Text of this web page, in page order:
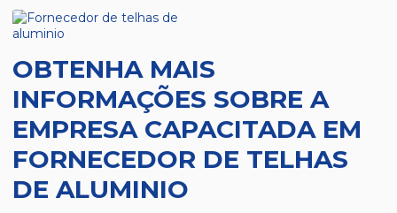
OBTENHA MAIS
INFORMAÇÕES SOBRE A
EMPRESA CAPACITADA EM
FORNECEDOR DE TELHAS
DE ALUMINIO